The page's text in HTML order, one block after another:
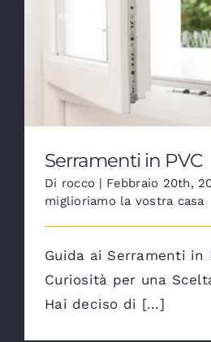
serramenti! L'estate è
cond [...]
Serramenti in
Serramenti in PVC
Di rocco | Febbraio 20th,
miglioriamo la vostra casa
Guida ai Serramenti in
Curiosità per una
Hai deciso di [...]